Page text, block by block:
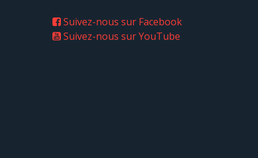
Suivez-nous sur Facebook
Suivez-nous sur YouTube